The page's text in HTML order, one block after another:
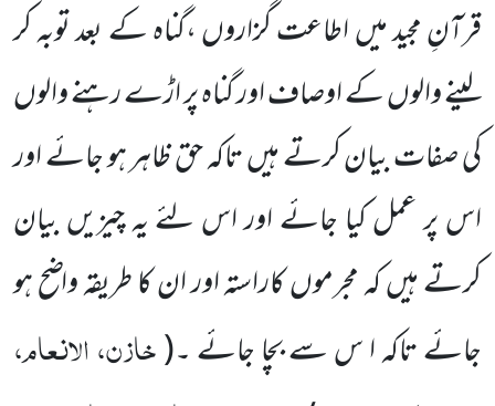
قرآنِ مجید میں اطاعت گزاروں ،گناہ کے بعد توبہ کر
لینے والوں کے اوصاف اور گناہ پر اڑے رہنے والوں
کی صفات بیان کرتے ہیں تاکہ حق ظاہر ہو جائے اور
اس پر عمل کیا جائے اور اس لئے یہ چیزیں بیان
کرتے ہیں کہ مجرموں کاراستہ اور ان کا طریقہ واضح ہو
جائے تاکہ ا س سے بچا جائے ۔(خازن، الانعام،